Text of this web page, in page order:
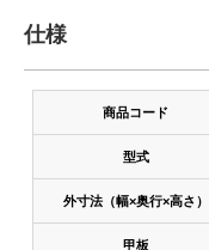
仕様
商品コード
型式
外寸法（幅×奥行×高さ）
甲板